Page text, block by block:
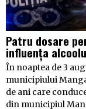
Patru dosare
influența
În noaptea de 3
municipiului
de ani care
din municipiul